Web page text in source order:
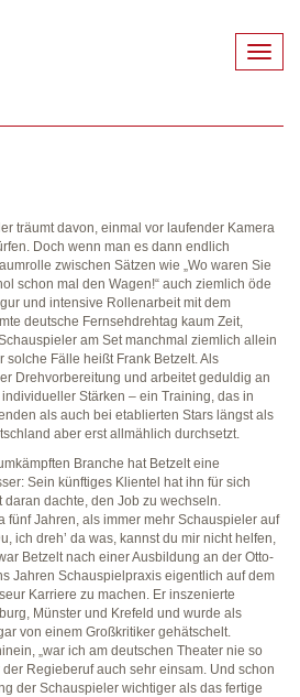
Toggle
träumt davon, einmal vor laufender Kamera
Doch wenn man es dann endlich
zwischen Sätzen wie „Wo waren Sie
schon mal den Wagen!“ auch ziemlich öde
und intensive Rollenarbeit mit dem
deutsche Fernsehdrehtag kaum Zeit,
am Set manchmal ziemlich allein
solche Fälle heißt Frank Betzelt. Als
Drehvorbereitung und arbeitet geduldig an
Stärken – ein Training, das in
als auch bei etablierten Stars längst als
aber erst allmählich durchsetzt.
Branche hat Betzelt eine
Sein künftiges Klientel hat ihn für sich
dachte, den Job zu wechseln.
fünf Jahren, als immer mehr Schauspieler auf
ich dreh’ da was, kannst du mir nicht helfen,
Betzelt nach einer Ausbildung an der Otto-
Jahren Schauspielpraxis eigentlich auf dem
Karriere zu machen. Er inszenierte
Münster und Krefeld und wurde als
von einem Großkritiker gehätschelt.
„war ich am deutschen Theater nie so
Regieberuf auch sehr einsam. Und schon
der Schauspieler wichtiger als das fertige